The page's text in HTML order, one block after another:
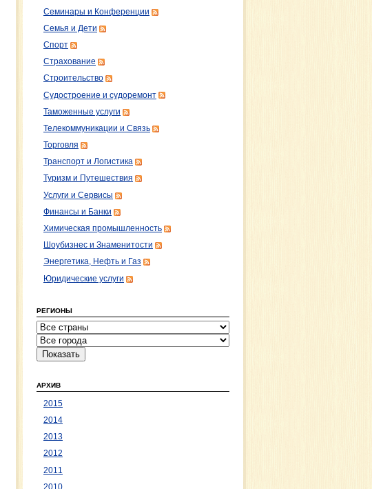
Семинары и Конференции
Семья и Дети
Спорт
Страхование
Строительство
Судостроение и судоремонт
Таможенные услуги
Телекоммуникации и Связь
Торговля
Транспорт и Логистика
Туризм и Путешествия
Услуги и Сервисы
Финансы и Банки
Химическая промышленность
Шоубизнес и Знаменитости
Энергетика, Нефть и Газ
Юридические услуги
РЕГИОНЫ
АРХИВ
2015
2014
2013
2012
2011
2010